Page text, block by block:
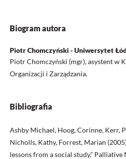
Biogram autora
Piotr Chomczyński - Uniwersytet
Piotr Chomczyński (mgr), asystent w
Organizacji i Zarządzania.
Bibliografia
Ashby Michael, Hoog, Corinne, Kerr,
Nicholls, Kathy, Forrest, Marian
lessons from a social study.”